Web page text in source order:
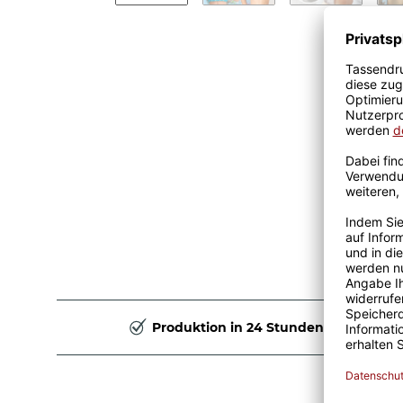
Produktion in 24 Stunden